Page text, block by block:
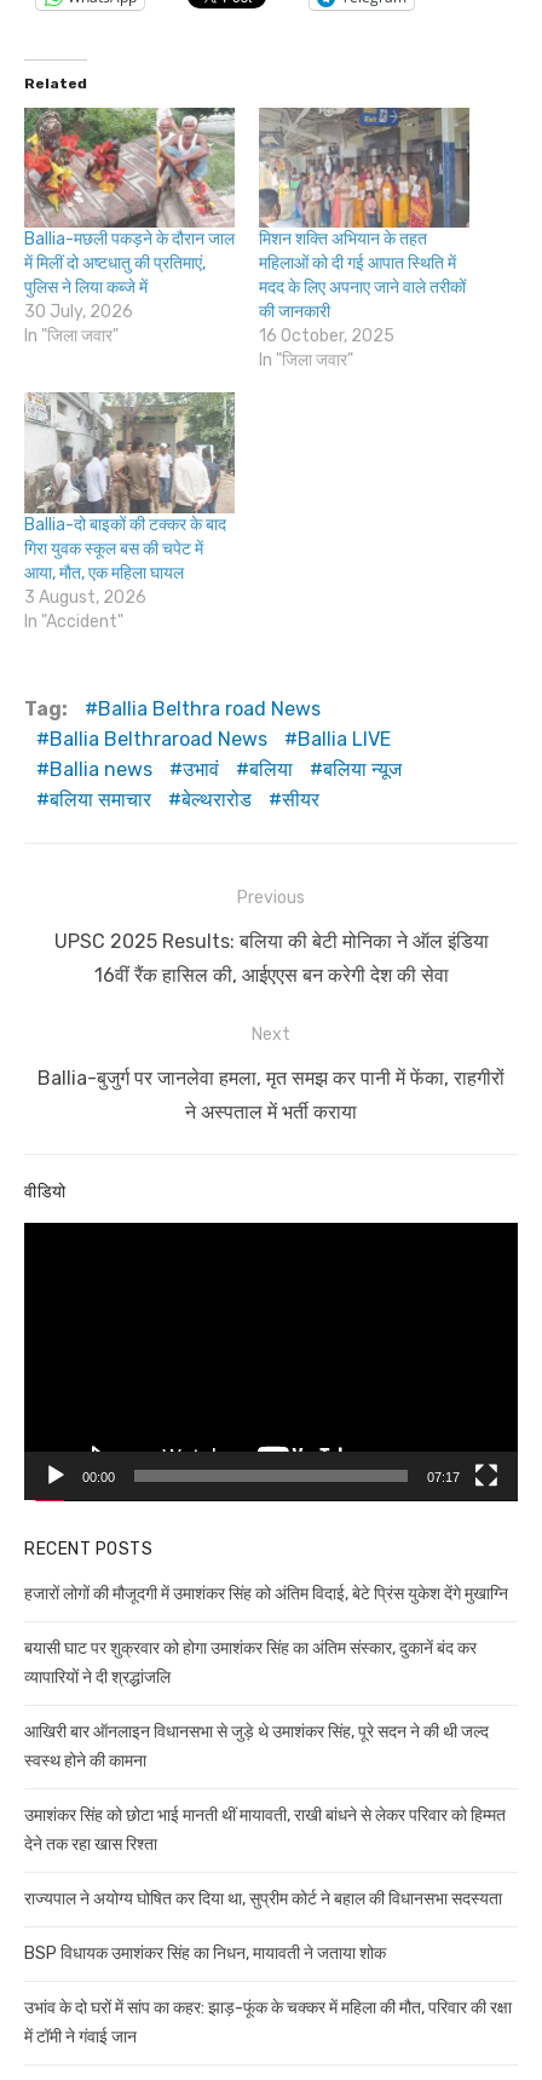
Related
Ballia-मछली पकड़ने के दौरान जाल
में मिलीं दो अष्टधातु की प्रतिमाएं,
पुलिस ने लिया कब्जे में
30 July, 2026
In "जिला जवार"
मिशन शक्ति अभियान के तहत
महिलाओं को दी गई आपात स्थिति में
मदद के लिए अपनाए जाने वाले तरीकों
की जानकारी
16 October, 2025
In "जिला जवार"
Ballia-दो बाइकों की टक्कर के बाद
गिरा युवक स्कूल बस की चपेट में
आया, मौत, एक महिला घायल
3 August, 2026
In "Accident"
Tag:
Ballia Belthra road News
Ballia Belthraroad News
Ballia LIVE
Ballia news
उभावं बलिया
बलिया न्यूज
बलिया समाचार
बेल्थरारोड सीयर
navigation
Previous
Previous
UPSC 2025 Results: बलिया की बेटी मोनिका ने ऑल इंडिया
16वीं रैंक हासिल की, आईएएस बन करेगी देश की सेवा
Next
Next
Ballia-बुजुर्ग पर जानलेवा हमला, मृत समझ कर पानी में फेंका, राहगीरों
ने अस्पताल में भर्ती कराया
वीडियो
00:00 07:17
RECENT POSTS
हजारों लोगों की मौजूदगी में उमाशंकर सिंह को अंतिम विदाई, बेटे प्रिंस युकेश देंगे मुखाग्नि
बयासी घाट पर शुक्रवार को होगा उमाशंकर सिंह का अंतिम संस्कार, दुकानें बंद कर
व्यापारियों ने दी श्रद्धांजलि
आखिरी बार ऑनलाइन विधानसभा से जुड़े थे उमाशंकर सिंह, पूरे सदन ने की थी जल्द
स्वस्थ होने की कामना
उमाशंकर सिंह को छोटा भाई मानती थीं मायावती, राखी बांधने से लेकर परिवार को हिम्मत
देने तक रहा खास रिश्ता
राज्यपाल ने अयोग्य घोषित कर दिया था, सुप्रीम कोर्ट ने बहाल की विधानसभा सदस्यता
BSP विधायक उमाशंकर सिंह का निधन, मायावती ने जताया शोक
उभांव के दो घरों में सांप का कहर: झाड़-फूंक के चक्कर में महिला की मौत, परिवार की रक्षा
में टॉमी ने गंवाई जान